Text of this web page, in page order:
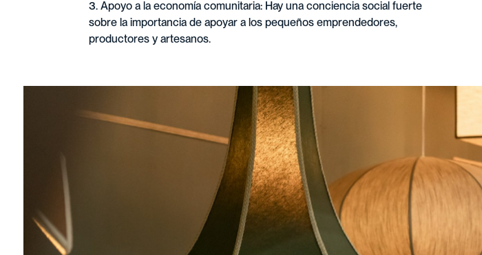
3. Apoyo a la economía comunitaria: Hay una conciencia social fuerte
sobre la importancia de apoyar a los pequeños emprendedores,
productores y artesanos.